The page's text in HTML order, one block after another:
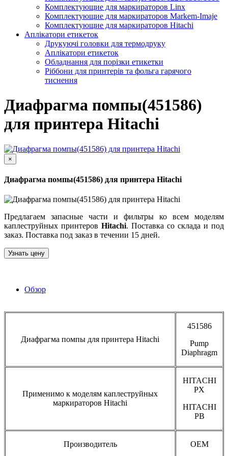
Комплектующие для маркираторов Linx
Комплектующие для маркираторов Markem-Imaje
Комплектующие для маркираторов Hitachi
Аплікатори етикеток
Друкуючі головки для термодруку
Аплікатори етикеток
Обладнання для порізки етикетки
Ріббони для принтерів та фольга гарячого
тиснення
Диафрагма помпы(451586)
для принтера Hitachi
×
Диафрагма помпы(451586) для принтера Hitachi
Предлагаем запасные части и фильтры ко всем моделям
каплеструйных принтеров Hitachi. Поставка со склада и под
заказ. Поставка под заказ в течении 15 дней.
Узнать цену
Обзор
Диафрагма помпы для принтера Hitachi
451586
Pump
Diaphragm
Применимо к моделям каплеструйных
маркираторов Hitachi
HITACHI
PX
HITACHI
PB
Производитель OEM